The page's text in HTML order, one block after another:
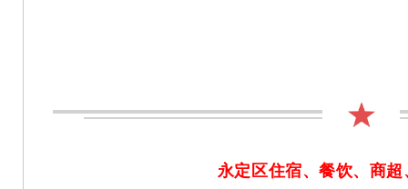
永定区住宿、餐饮、商